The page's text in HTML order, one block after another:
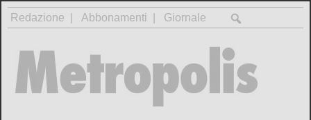
Redazione Abbonamenti Giornale